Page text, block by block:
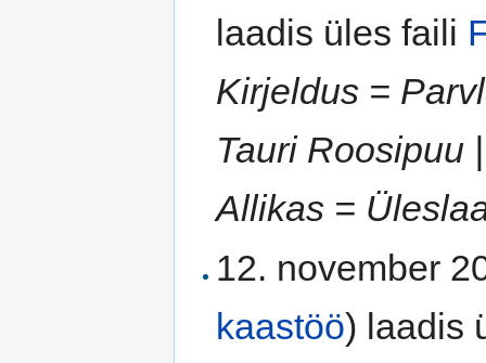
laadis üles faili
Kirjeldus =
Tauri Roosipuu
Allikas =
12. november
kaastöö) laadis